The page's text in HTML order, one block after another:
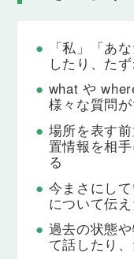
かの具体的な位置
Lesson 12
whereを使った疑
ることができるよ
Lesson 13
whyを使った疑問
「なぜ〜なので
とができるように
「私」「あ
したり、た
what や
様々な質問
場所を表す
置情報を相
る
今まさにし
について伝
過去の状態
て話したり